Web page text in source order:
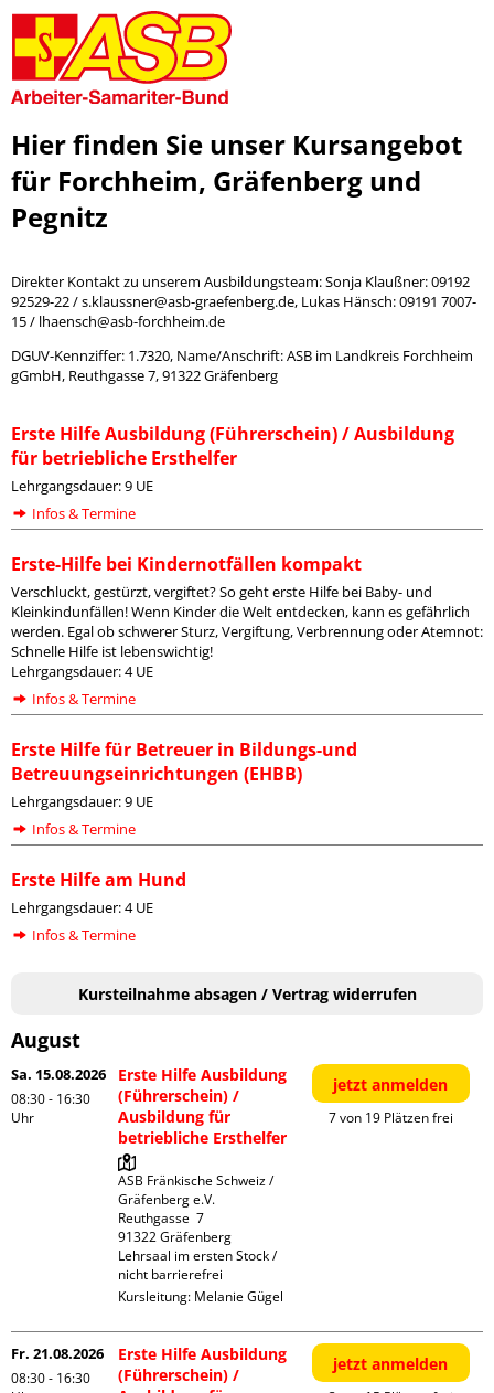
Hier finden Sie unser Kursangebot
für Forchheim, Gräfenberg und
Pegnitz
Direkter Kontakt zu unserem Ausbildungsteam: Sonja Klaußner: 09192
92529-22 / s.klaussner@asb-graefenberg.de, Lukas Hänsch: 09191 7007-
15 / lhaensch@asb-forchheim.de
DGUV-Kennziffer: 1.7320, Name/Anschrift: ASB im Landkreis Forchheim
gGmbH, Reuthgasse 7, 91322 Gräfenberg
Erste Hilfe Ausbildung (Führerschein) / Ausbildung
für betriebliche Ersthelfer
Lehrgangsdauer: 9 UE
Infos & Termine
Erste-Hilfe bei Kindernotfällen kompakt
Verschluckt, gestürzt, vergiftet? So geht erste Hilfe bei Baby- und
Kleinkindunfällen! Wenn Kinder die Welt entdecken, kann es gefährlich
werden. Egal ob schwerer Sturz, Vergiftung, Verbrennung oder Atemnot:
Schnelle Hilfe ist lebenswichtig!
Lehrgangsdauer: 4 UE
Infos & Termine
Erste Hilfe für Betreuer in Bildungs-und
Betreuungseinrichtungen (EHBB)
Lehrgangsdauer: 9 UE
Infos & Termine
Erste Hilfe am Hund
Lehrgangsdauer: 4 UE
Infos & Termine
Kursteilnahme absagen / Vertrag widerrufen
August
Sa. 15.08.2026
08:30 - 16:30
Uhr
Erste Hilfe Ausbildung
(Führerschein) /
Ausbildung für
betriebliche Ersthelfer
ASB Fränkische Schweiz /
Gräfenberg e.V.
Reuthgasse  7
91322 Gräfenberg
Lehrsaal im ersten Stock /
nicht barrierefrei
Kursleitung: Melanie Gügel
jetzt anmelden
7 von 19 Plätzen frei
Fr. 21.08.2026
08:30 - 16:30
Erste Hilfe Ausbildung
(Führerschein) /
jetzt anmelden